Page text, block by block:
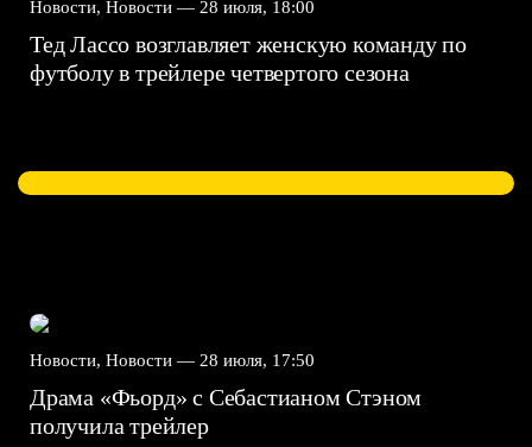
Новости, Новости — 28 июля, 18:00
Тед Лассо возглавляет женскую команду по
футболу в трейлере четвертого сезона
Новости, Новости — 28 июля, 17:50
Драма «Фьорд» с Себастианом Стэном
получила трейлер